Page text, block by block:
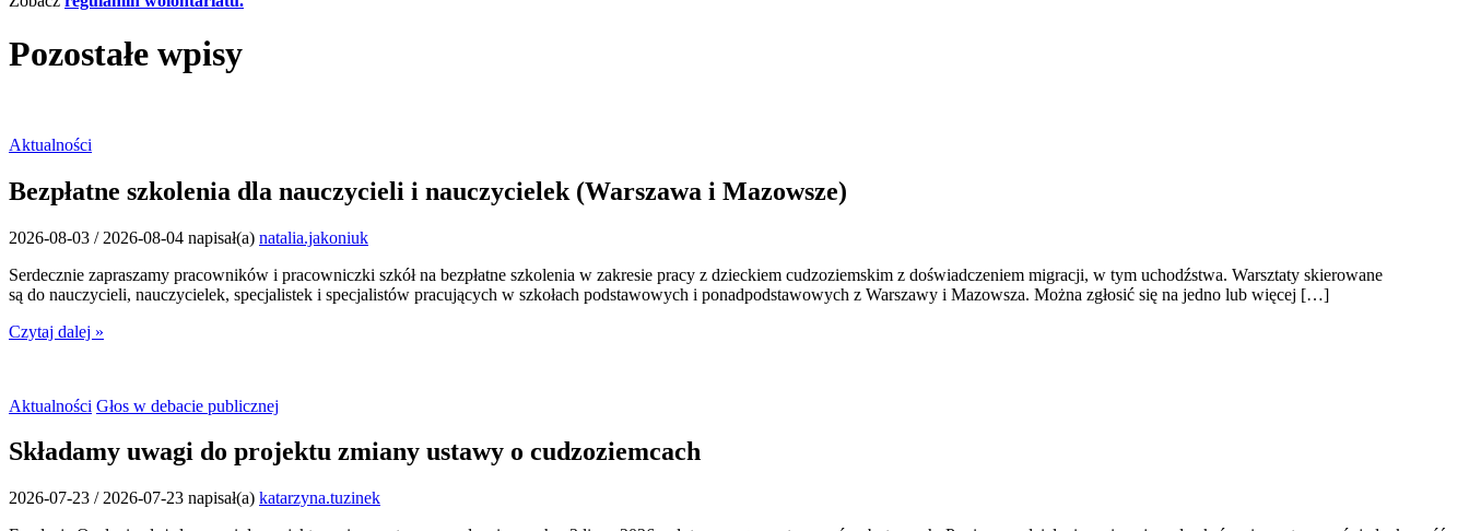
Pozostałe wpisy
Aktualności
Bezpłatne szkolenia dla nauczycieli i nauczycielek (Warszawa i Mazowsze)
2026-08-03 / 2026-08-04 napisał(a) natalia.jakoniuk
Serdecznie zapraszamy pracowników i pracowniczki szkół na bezpłatne szkolenia w zakresie pracy z dzieckiem cudzoziemskim z doświadczeniem migracji, w tym uchodźstwa. Warsztaty skierowane
są do nauczycieli, nauczycielek, specjalistek i specjalistów pracujących w szkołach podstawowych i ponadpodstawowych z Warszawy i Mazowsza. Można zgłosić się na jedno lub więcej […]
Czytaj dalej »
Aktualności Głos w debacie publicznej
Składamy uwagi do projektu zmiany ustawy o cudzoziemcach
2026-07-23 / 2026-07-23 napisał(a) katarzyna.tuzinek